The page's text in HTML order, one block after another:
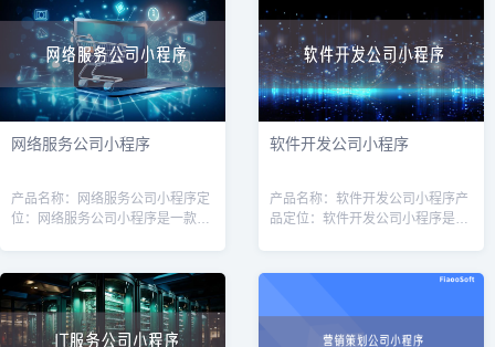
网络服务公司小程序
产品名称：网络服务公司小程序定
位：网络服务公司小程序是一款针
工具，旨在帮助公司提高效率、增
强客户体验
软件开发公司小程序
产品名称：软件开发公司小程序产
品定位：软件开发公司小程序是一
效率和客户管理能力。通过该小程